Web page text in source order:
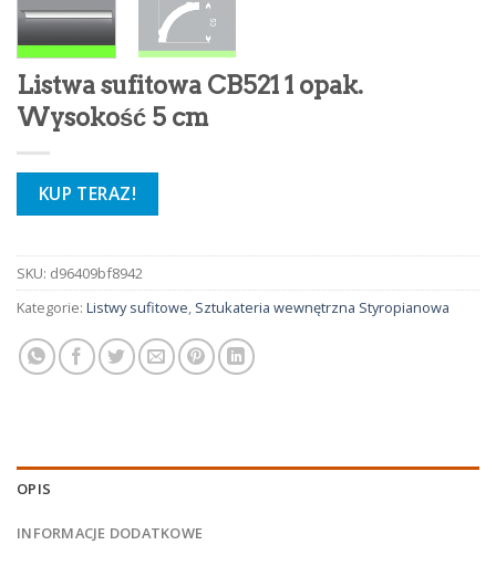
Listwa sufitowa CB521 1 opak.
Wysokość 5 cm
KUP TERAZ!
SKU: d96409bf8942
Kategorie: Listwy sufitowe, Sztukateria wewnętrzna Styropianowa
OPIS
INFORMACJE DODATKOWE